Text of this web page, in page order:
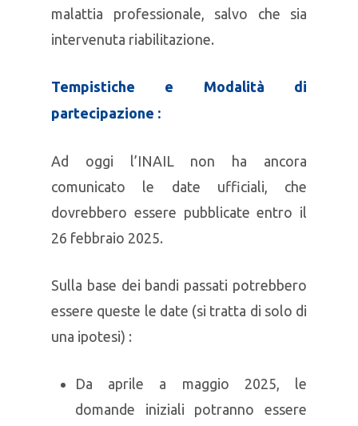
malattia professionale, salvo che sia
intervenuta riabilitazione.
Tempistiche e Modalità di
partecipazione :
Ad oggi l’INAIL non ha ancora
comunicato le date ufficiali, che
dovrebbero essere pubblicate entro il
26 febbraio 2025.
Sulla base dei bandi passati potrebbero
essere queste le date (si tratta di solo di
una ipotesi) :
Da aprile a maggio 2025, le
domande iniziali potranno essere